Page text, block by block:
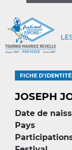
FICHE D'IDENTITÉ
JOSEPH
Date de
Pays